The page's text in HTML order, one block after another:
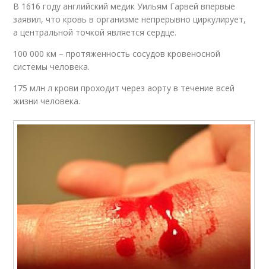
В 1616 году английский медик Уильям Гарвей впервые
заявил, что кровь в организме непрерывно циркулирует,
а центральной точкой является сердце.
100 000 км – протяженность сосудов кровеносной
системы человека.
175 млн л крови проходит через аорту в течение всей
жизни человека.